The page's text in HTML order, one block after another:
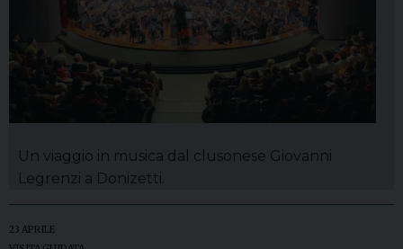
Un viaggio in musica dal clusonese Giovanni
Legrenzi a Donizetti.
23 APRILE